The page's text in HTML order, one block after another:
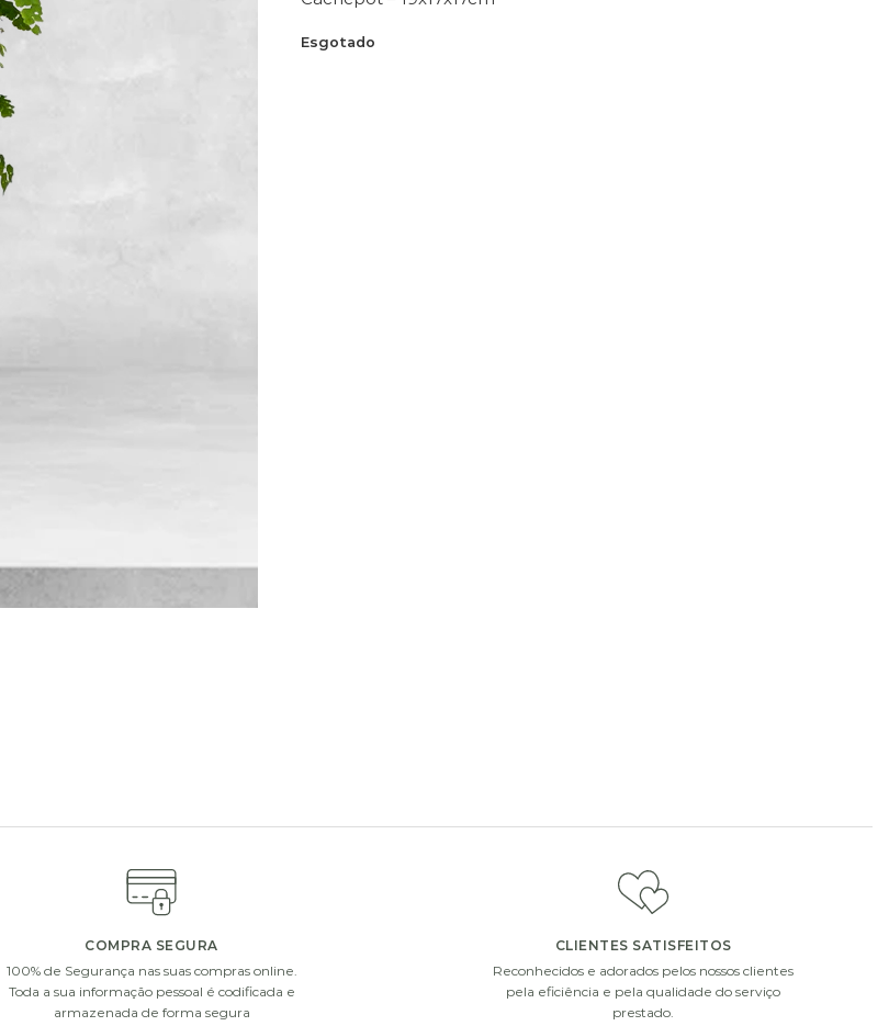
Esgotado
de vidro, chocolates ou uma garrafa de vinho ou champanhe.
i i
COMPRA SEGURA
100% de Segurança nas suas compras online.
Toda a sua informação pessoal é codificada e
armazenada de forma segura
CLIENTES SATISFEITOS
Reconhecidos e adorados pelos nossos clientes
pela eficiência e pela qualidade do serviço
prestado.